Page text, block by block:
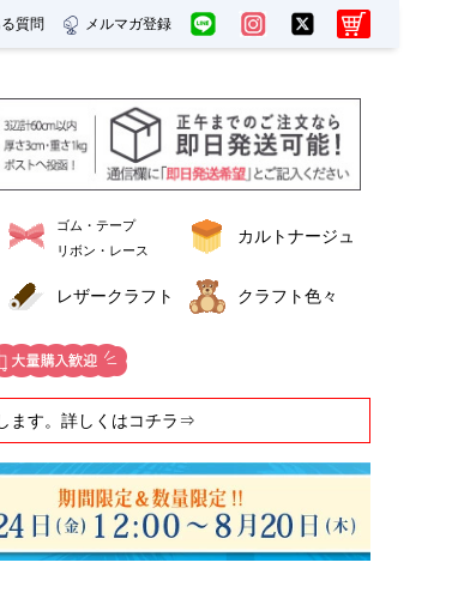
質問 メルマガ登録
ゴム・テープ
リボン・レース
カルトナージュ
レザークラフト クラフト色々
ます。詳しくはコチラ⇒